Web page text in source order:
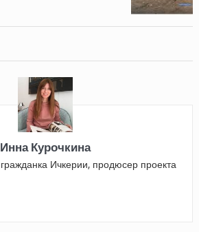
Инна Курочкина
Ичкерии, продюсер проекта